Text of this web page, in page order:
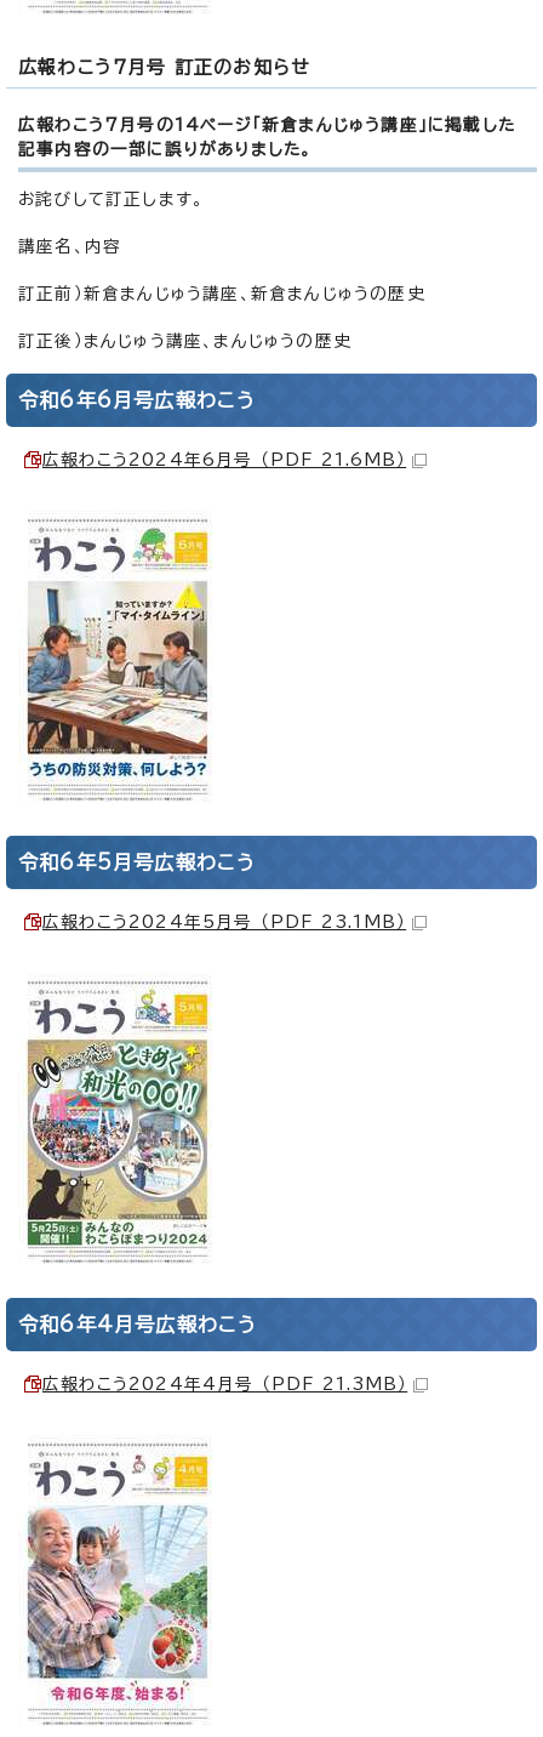
広報わこう7月号 訂正のお知らせ
広報わこう7月号の14ページ「新倉まんじゅう講座」に掲載した
記事内容の一部に誤りがありました。
お詫びして訂正します。
講座名、内容
訂正前）新倉まんじゅう講座、新倉まんじゅうの歴史
訂正後）まんじゅう講座、まんじゅうの歴史
令和6年6月号広報わこう
広報わこう2024年6月号 （PDF 21.6MB）
令和6年5月号広報わこう
広報わこう2024年5月号 （PDF 23.1MB）
令和6年4月号広報わこう
広報わこう2024年4月号 （PDF 21.3MB）